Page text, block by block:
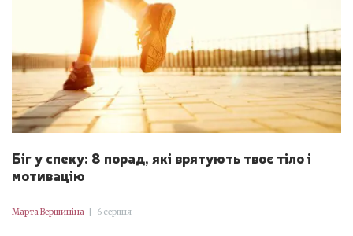
Біг у спеку: 8 порад, які врятують твоє тіло і
мотивацію
Марта Вершиніна 6 серпня